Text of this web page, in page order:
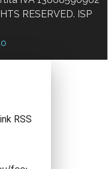
RESERVED. ISP
RSS